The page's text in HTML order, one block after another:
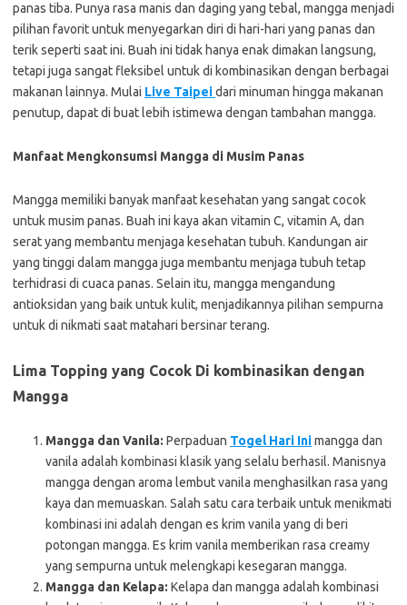
panas tiba. Punya rasa manis dan daging yang tebal, mangga menjadi
pilihan favorit untuk menyegarkan diri di hari-hari yang panas dan
terik seperti saat ini. Buah ini tidak hanya enak dimakan langsung,
tetapi juga sangat fleksibel untuk di kombinasikan dengan berbagai
makanan lainnya. Mulai Live Taipeidari minuman hingga makanan
penutup, dapat di buat lebih istimewa dengan tambahan mangga.
Manfaat Mengkonsumsi Mangga di Musim Panas
Mangga memiliki banyak manfaat kesehatan yang sangat cocok
untuk musim panas. Buah ini kaya akan vitamin C, vitamin A, dan
serat yang membantu menjaga kesehatan tubuh. Kandungan air
yang tinggi dalam mangga juga membantu menjaga tubuh tetap
terhidrasi di cuaca panas. Selain itu, mangga mengandung
antioksidan yang baik untuk kulit, menjadikannya pilihan sempurna
untuk di nikmati saat matahari bersinar terang.
Lima Topping yang Cocok Di kombinasikan dengan
Mangga
Mangga dan Vanila: Perpaduan Togel Hari Inimangga dan
vanila adalah kombinasi klasik yang selalu berhasil. Manisnya
mangga dengan aroma lembut vanila menghasilkan rasa yang
kaya dan memuaskan. Salah satu cara terbaik untuk menikmati
kombinasi ini adalah dengan es krim vanila yang di beri
potongan mangga. Es krim vanila memberikan rasa creamy
yang sempurna untuk melengkapi kesegaran mangga.
Mangga dan Kelapa: Kelapa dan mangga adalah kombinasi